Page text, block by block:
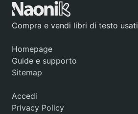
Compra e vendi libri di testo usati
Homepage
Guide e supporto
Sitemap
Accedi
Privacy Policy